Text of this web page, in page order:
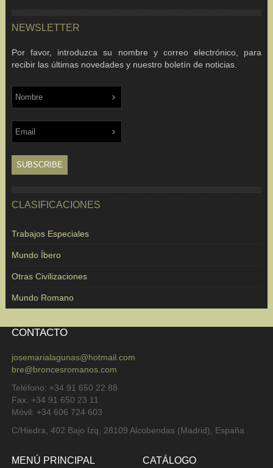
NEWSLETTER
Por favor, introduzca su nombre y correo electrónico, para
recibir las últimas novedades y nuestro boletín de noticias.
CLASIFICACIONES
Trabajos Especiales
Mundo Íbero
Otras Civilizaciones
Mundo Romano
CONTACTO
josemarialagunas@hotmail.com
bre@broncesromanos.com
Teléfono: +34 91 650 22 88
Fax: +34 91 650 23 11
Móvil: +34 606 724 603
C/Hiedra, 402 Bajo Izq, 28109 Alcobendas (Madrid), España
MENÚ PRINCIPAL CATÁLOGO